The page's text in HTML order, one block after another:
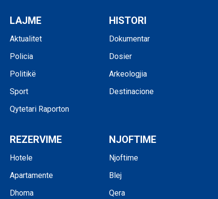
LAJME
Aktualitet
Policia
Politikë
Sport
Qytetari Raporton
HISTORI
Dokumentar
Dosier
Arkeologjia
Destinacione
REZERVIME
Hotele
Apartamente
Dhoma
NJOFTIME
Njoftime
Blej
Qera